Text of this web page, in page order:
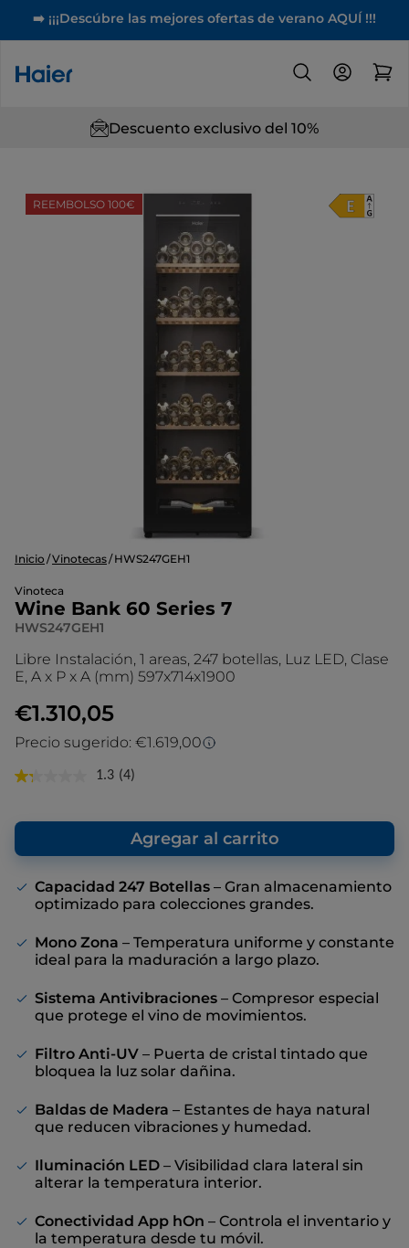
➡️ ¡¡¡Descúbre las mejores ofertas de verano AQUÍ !!!
Descuento exclusivo del 10%
REEMBOLSO 100€
Inicio Vinotecas HWS247GEH1
Vinoteca
Wine Bank 60 Series 7
HWS247GEH1
Libre Instalación, 1 areas, 247 botellas, Luz LED, Clase
E, A x P x A (mm) 597x714x1900
€1.310,05
Precio sugerido: €1.619,00
Precio sugerido
que nosotros, como fabricante,
recomendamos, con el fin de ofrecer una
referencia con respecto al precio de venta
1.3 Lea
Enlace
en
la
página.
(4)
Agregar al carrito
Capacidad 247 Botellas – Gran almacenamiento
optimizado para colecciones grandes.
Mono Zona – Temperatura uniforme y constante
ideal para la maduración a largo plazo.
Sistema Antivibraciones – Compresor especial
que protege el vino de movimientos.
Filtro Anti-UV – Puerta de cristal tintado que
bloquea la luz solar dañina.
Baldas de Madera – Estantes de haya natural
que reducen vibraciones y humedad.
Iluminación LED – Visibilidad clara lateral sin
alterar la temperatura interior.
Conectividad App hOn – Controla el inventario y
la temperatura desde tu móvil.